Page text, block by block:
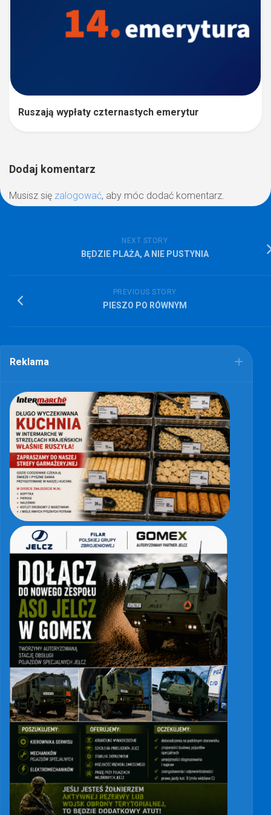
Ruszają wypłaty czternastych emerytur
Dodaj komentarz
Musisz się zalogować, aby móc dodać komentarz.
NEXT STORY
BĘDZIE PLAŻA, A NIE PUSTYNIA
PREVIOUS STORY
PIESZO PO RÓWNYM
Reklama